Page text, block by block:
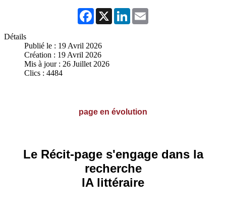
Facebook
X LinkedIn
Détails
Publié le : 19 Avril 2026
Création : 19 Avril 2026
Mis à jour : 26 Juillet 2026
Clics : 4484
page en évolution
Le Récit-page s'engage dans la
recherche
IA littéraire